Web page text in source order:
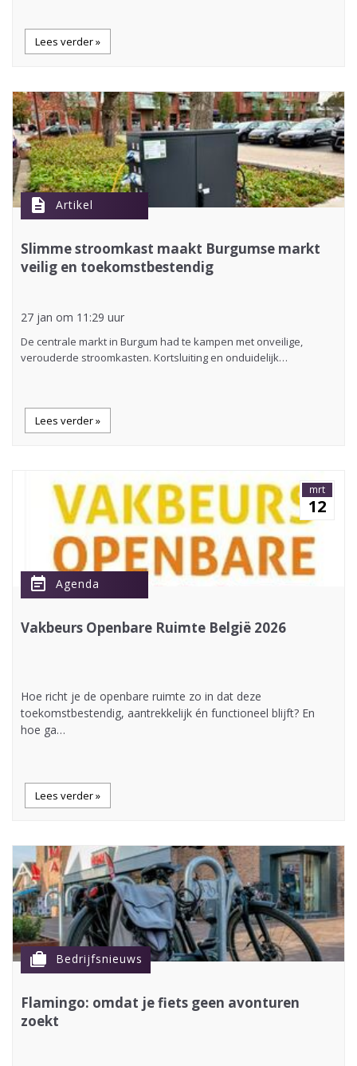
Lees verder »
description Artikel
Slimme stroomkast maakt Burgumse markt
veilig en toekomstbestendig
27 jan om 11:29 uur
De centrale markt in Burgum had te kampen met onveilige,
verouderde stroomkasten. Kortsluiting en onduidelijk…
Lees verder »
mrt
12
event_note Agenda
Vakbeurs Openbare Ruimte België 2026
Hoe richt je de openbare ruimte zo in dat deze
toekomstbestendig, aantrekkelijk én functioneel blijft? En
hoe ga…
Lees verder »
cases Bedrijfsnieuws
Flamingo: omdat je fiets geen avonturen
zoekt